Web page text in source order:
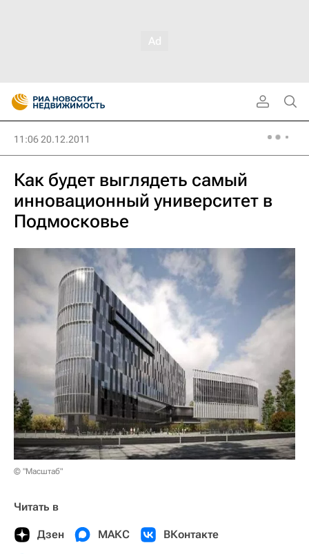
11:06 20.12.2011
Как будет выглядеть самый
инновационный университет в
Подмосковье
© "Масштаб"
Читать в
Дзен МАКС ВКонтакте